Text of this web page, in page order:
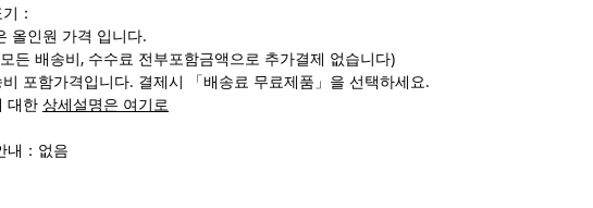
：
올인원 가격 입니다.
든 배송비, 수수료 전부포함금액으로 추가결제 없습니다)
포함가격입니다. 결제시 「배송료 무료제품」을 선택하세요.
대한 상세설명은 여기로
내：없음